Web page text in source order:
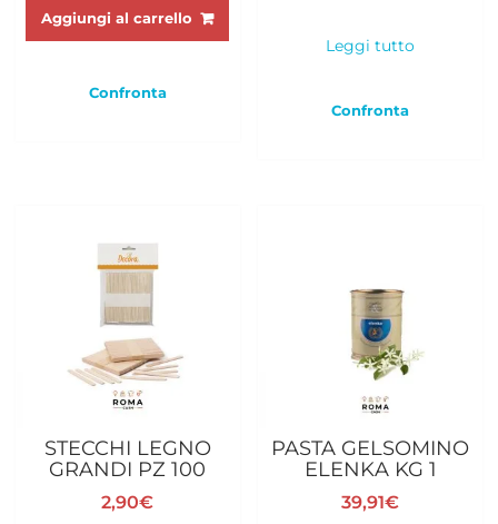
Aggiungi al carrello
Confronta
Leggi tutto
Confronta
STECCHI LEGNO
GRANDI PZ 100
2,90€
PASTA GELSOMINO
ELENKA KG 1
39,91€